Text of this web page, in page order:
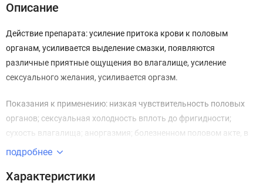
Описание
Действие препарата: усиление притока крови к половым
органам, усиливается выделение смазки, появляются
различные приятные ощущения во влагалище, усиление
сексуального желания, усиливается оргазм.
Показания к применению: низкая чувствительность половых
органов; сексуальная холодность вплоть до фригидности;
сухость влагалища; аноргазмия; болезненном половом акте, в
том числе, психологического генеза.
Способ применения: внутрь за 10 минут до полового контакта
подробнее
Характеристики